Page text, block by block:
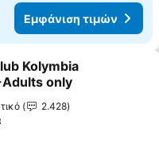
Εμφάνιση τιμών
στα αγαπημένα
Kolymbia
only
2.428